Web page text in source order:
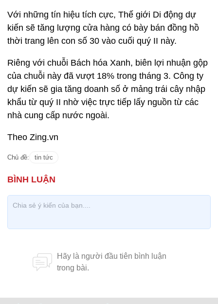
Với những tín hiệu tích cực, Thế giới Di động dự
kiến sẽ tăng lượng cửa hàng có bày bán đồng hồ
thời trang lên con số 30 vào cuối quý II này.
Riêng với chuỗi Bách hóa Xanh, biên lợi nhuận gộp
của chuỗi này đã vượt 18% trong tháng 3. Công ty
dự kiến sẽ gia tăng doanh số ở mảng trái cây nhập
khẩu từ quý II nhờ việc trực tiếp lấy nguồn từ các
nhà cung cấp nước ngoài.
Theo Zing.vn
Chủ đề: tin tức